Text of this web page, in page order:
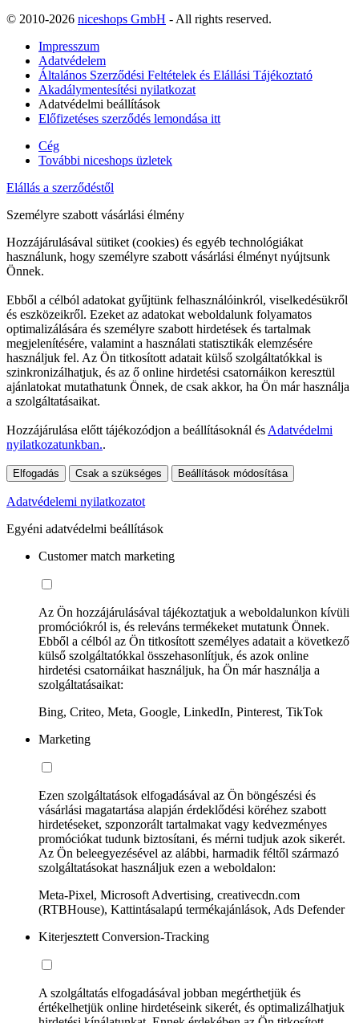
© 2010-2026 niceshops GmbH - All rights reserved.
Impresszum
Adatvédelem
Általános Szerződési Feltételek és Elállási Tájékoztató
Akadálymentesítési nyilatkozat
Adatvédelmi beállítások
Előfizetéses szerződés lemondása itt
Cég
További niceshops üzletek
Elállás a szerződéstől
Személyre szabott vásárlási élmény
Hozzájárulásával sütiket (cookies) és egyéb technológiákat
használunk, hogy személyre szabott vásárlási élményt nyújtsunk
Önnek.
Ebből a célból adatokat gyűjtünk felhasználóinkról, viselkedésükről
és eszközeikről. Ezeket az adatokat weboldalunk folyamatos
optimalizálására és személyre szabott hirdetések és tartalmak
megjelenítésére, valamint a használati statisztikák elemzésére
használjuk fel. Az Ön titkosított adatait külső szolgáltatókkal is
szinkronizálhatjuk, és az ő online hirdetési csatornáikon keresztül
ajánlatokat mutathatunk Önnek, de csak akkor, ha Ön már használja
a szolgáltatásaikat.
Hozzájárulása előtt tájékozódjon a beállításoknál és Adatvédelmi
nyilatkozatunkban..
Elfogadás Csak a szükséges Beállítások módosítása
Adatvédelemi nyilatkozatot
Egyéni adatvédelmi beállítások
Customer match marketing
Az Ön hozzájárulásával tájékoztatjuk a weboldalunkon kívüli
promóciókról is, és releváns termékeket mutatunk Önnek.
Ebből a célból az Ön titkosított személyes adatait a következő
külső szolgáltatókkal összehasonlítjuk, és azok online
hirdetési csatornáikat használjuk, ha Ön már használja a
szolgáltatásaikat:
Bing, Criteo, Meta, Google, LinkedIn, Pinterest, TikTok
Marketing
Ezen szolgáltatások elfogadásával az Ön böngészési és
vásárlási magatartása alapján érdeklődési köréhez szabott
hirdetéseket, szponzorált tartalmakat vagy kedvezményes
promóciókat tudunk biztosítani, és mérni tudjuk azok sikerét.
Az Ön beleegyezésével az alábbi, harmadik féltől származó
szolgáltatásokat használjuk ezen a weboldalon:
Meta-Pixel, Microsoft Advertising, creativecdn.com
(RTBHouse), Kattintásalapú termékajánlások, Ads Defender
Kiterjesztett Conversion-Tracking
A szolgáltatás elfogadásával jobban megérthetjük és
értékelhetjük online hirdetéseink sikerét, és optimalizálhatjuk